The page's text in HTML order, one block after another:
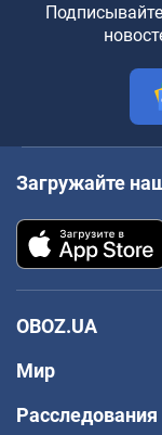
Загружайте
OBOZ.UA
Мир
Расследования